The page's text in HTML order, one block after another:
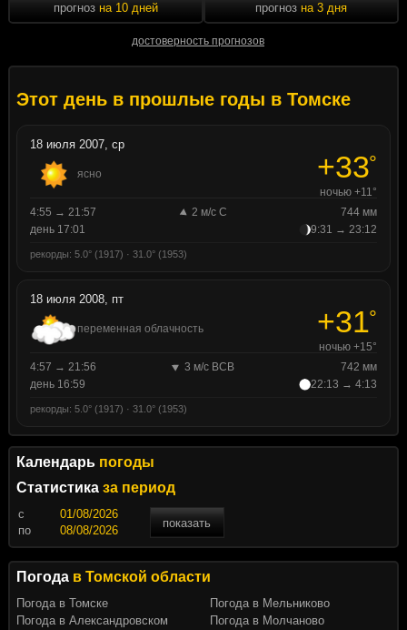
прогноз на 10 дней
достоверность прогнозов
прогноз на 3 дня
Этот день в прошлые годы в Томске
18 июля 2007, ср
ясно +33°
ночью +11°
4:55 → 21:57
2 м/с С
744 мм
день 17:01
9:31 → 23:12
рекорды: 5.0° (1917) · 31.0° (1953)
18 июля 2008, пт
переменная облачность +31°
ночью +15°
4:57 → 21:56
3 м/с ВСВ
742 мм
день 16:59
22:13 → 4:13
рекорды: 5.0° (1917) · 31.0° (1953)
Календарь погоды
Статистика за период
c
показать
по
Погода в Томской области
Погода в Томске
Погода в Александровском
Погода в Мельниково
Погода в Молчаново